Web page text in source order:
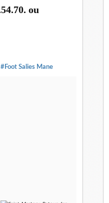
ou
#Foot Salies Mane